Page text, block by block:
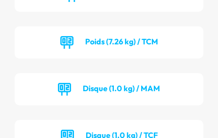
Poids (7.26 kg) / TCM
Disque (1.0 kg) / MAM
Disque (1.0 kg) / TCF